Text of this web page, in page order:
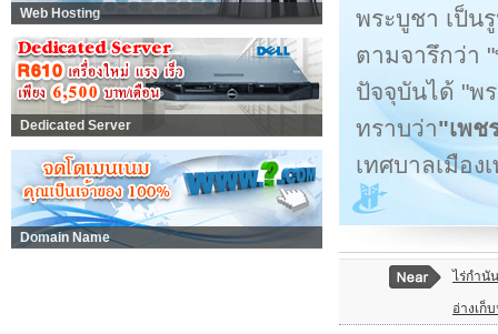
Web Hosting
Dedicated Server
Domain Name
พระบูชา เป็น
ตามจารึกว่า
ปัจจุบันได้ "พ
ทราบว่า"เพช
เทศบาลเมือง
ไร่กำนั
อ่างเก็